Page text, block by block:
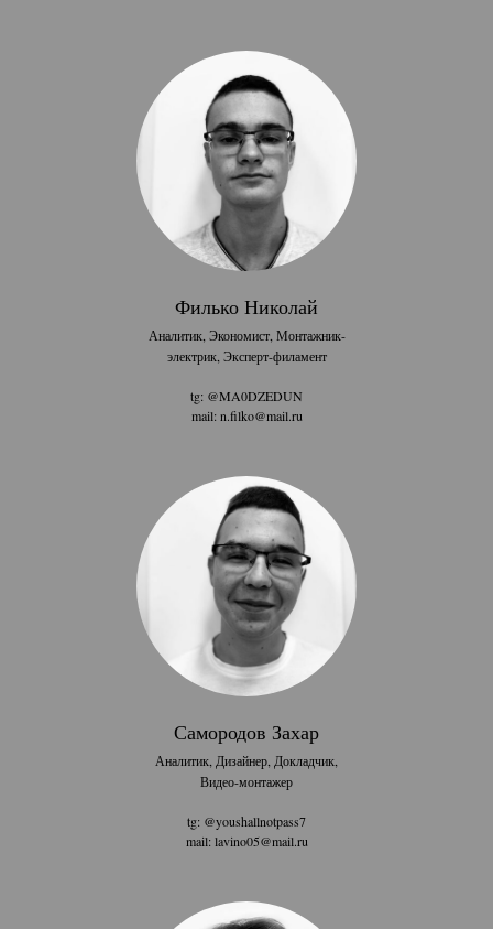
Филько Николай
Аналитик, Экономист, Монтажник-
электрик, Эксперт-филамент
tg: @MA0DZEDUN
mail: n.filko@mail.ru
Самородов Захар
Аналитик, Дизайнер, Докладчик,
Видео-монтажер
tg: @youshallnotpass7
mail: lavino05@mail.ru